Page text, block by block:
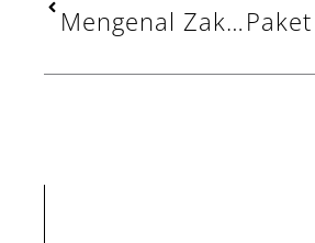
Mengenal Zakat Emas: Hukum, Nisab, dan Cara Menghitungnya